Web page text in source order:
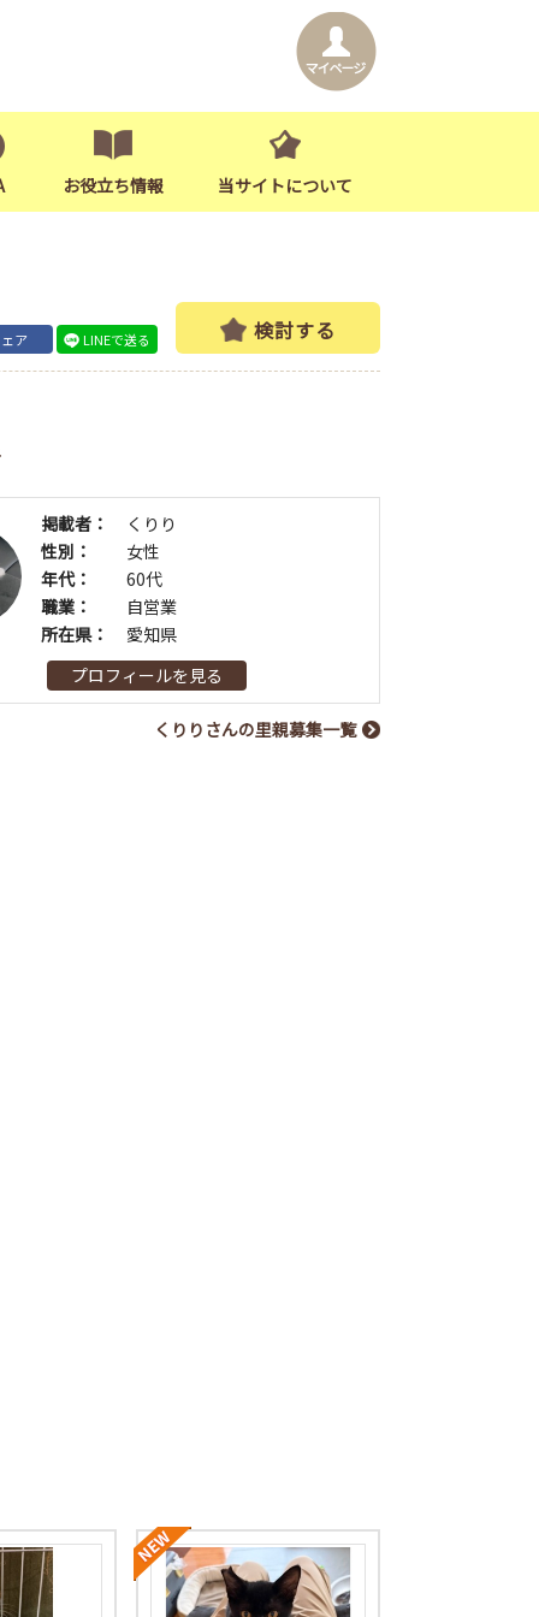
お役立ち情報 当サイトについて
ア LINEで送る 検討する
掲載者：
くりり
性別：
女性
年代：
60代
職業：
自営業
所在県：
愛知県
プロフィールを見る
くりりさんの里親募集一覧